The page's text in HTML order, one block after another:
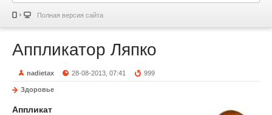
Полная версия сайта
Аппликатор Ляпко
nadietax 28-08-2013, 07:41 999
Здоровье
Аппликат